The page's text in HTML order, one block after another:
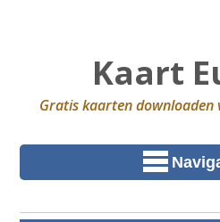
Kaart
Gratis kaarten downloaden